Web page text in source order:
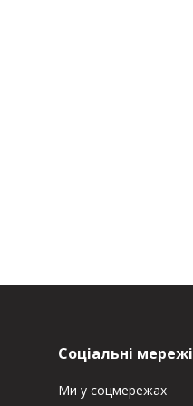
Соціальні мережі
Ми у соцмережах